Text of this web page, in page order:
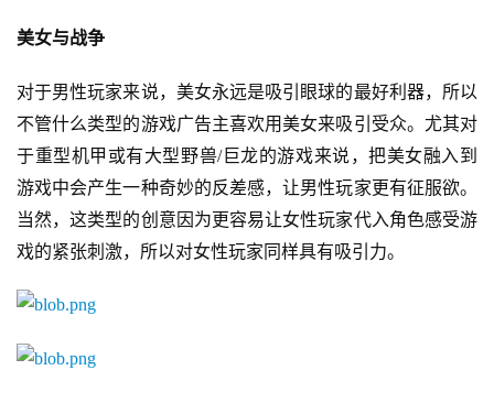
单
游
戏
休
闲
游
戏
0
美女与战争
对于男性玩家来说，美女永远是吸引眼球的最好利器，所以
不管什么类型的游戏广告主喜欢用美女来吸引受众。尤其对
于重型机甲或有大型野兽/巨龙的游戏来说，把美女融入到
游戏中会产生一种奇妙的反差感，让男性玩家更有征服欲。
当然，这类型的创意因为更容易让女性玩家代入角色感受游
戏的紧张刺激，所以对女性玩家同样具有吸引力。